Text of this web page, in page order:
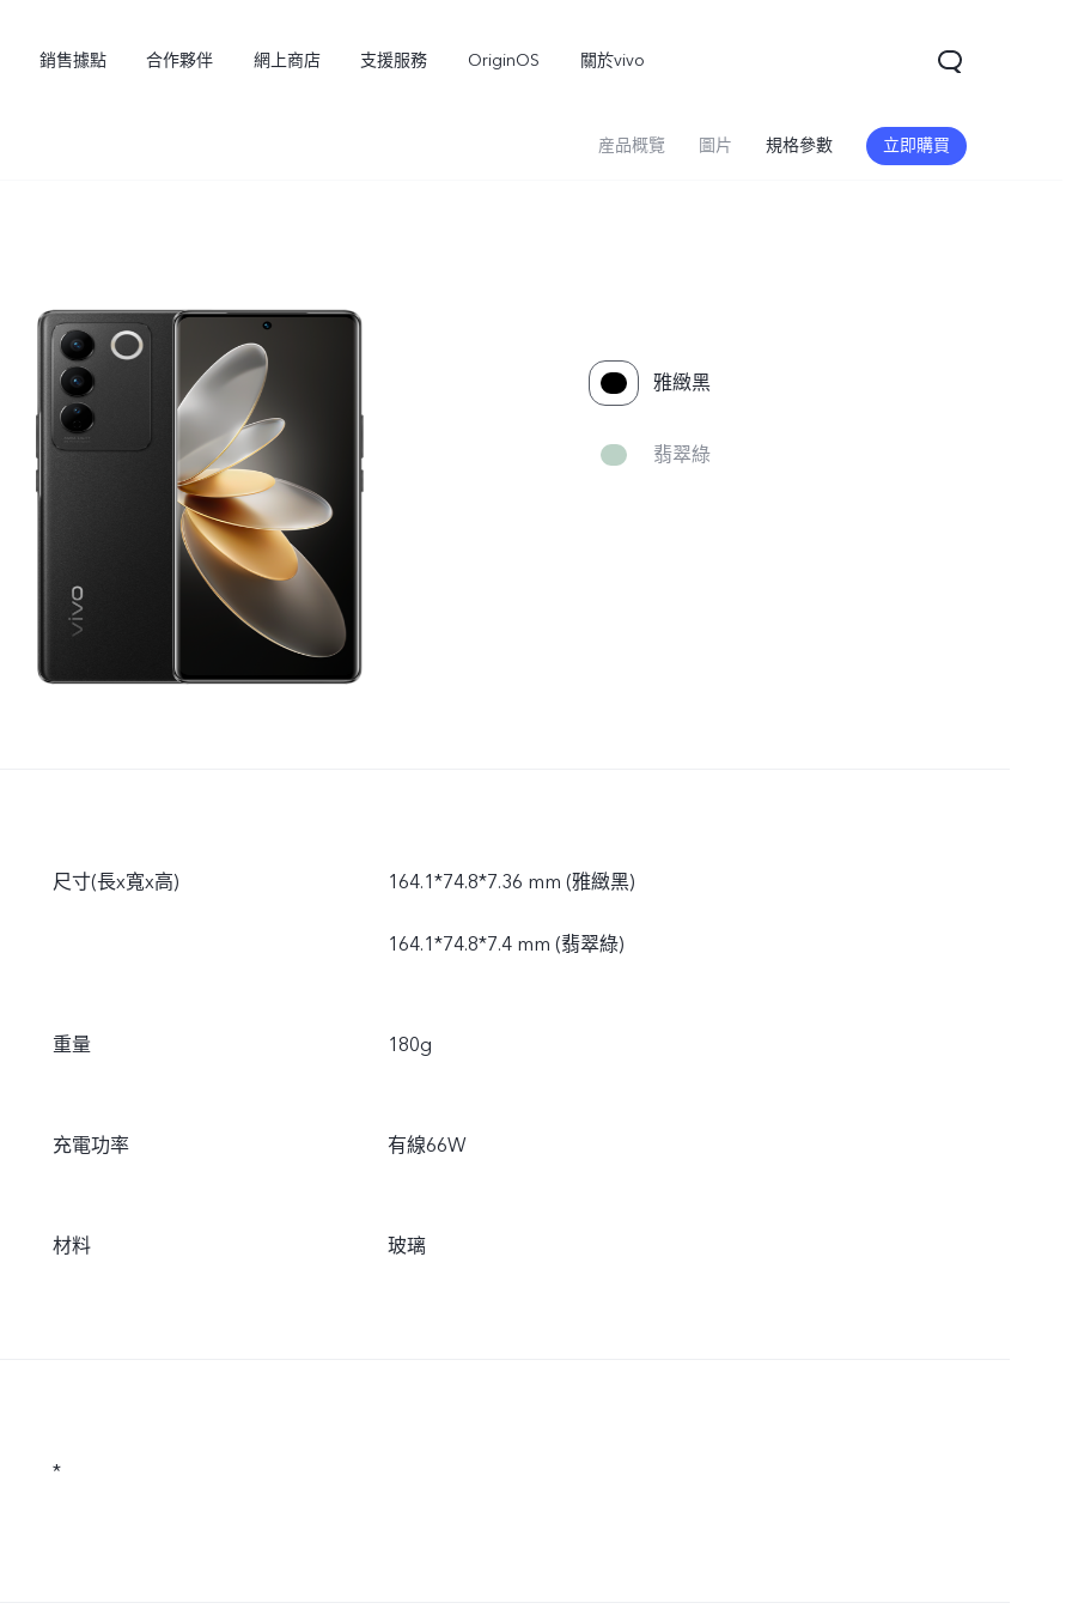
銷售據點 合作夥伴 網上商店 支援服務 OriginOS 關於vivo
産品概覽 圖片 規格參數 立即購買
雅緻黑
翡翠綠
尺寸(長x寬x高) 164.1*74.8*7.36 mm (雅緻黑)
164.1*74.8*7.4 mm (翡翠綠)
重量 180g
充電功率 有線66W
材料 玻璃
*